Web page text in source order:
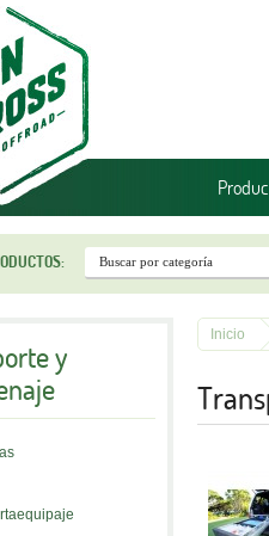
y
Inicio